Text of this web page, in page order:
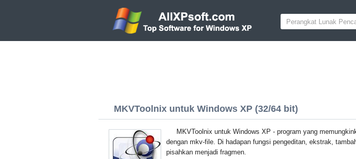
MKVToolnix untuk Windows XP (32/64 bit)
MKVToolnix untuk Windows XP - program yang
dengan mkv-file. Di hadapan fungsi pengeditan, ekstrak,
pisahkan menjadi fragmen.